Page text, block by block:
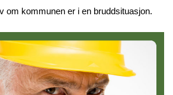
om kommunen er i en bruddsituasjon.